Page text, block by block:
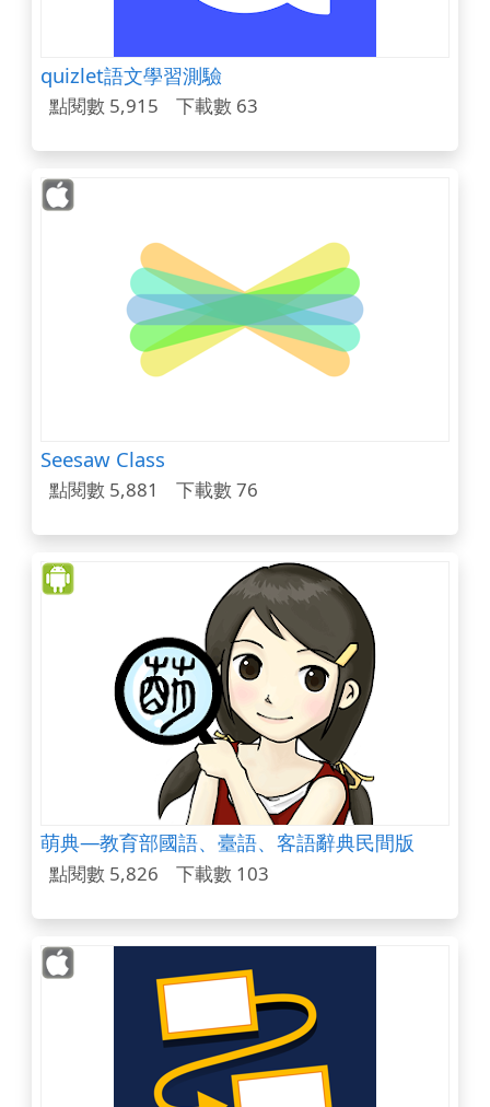
quizlet語文學習測驗
點閱數 5,915 下載數 63
Seesaw Class
點閱數 5,881 下載數 76
萌典—教育部國語、臺語、客語辭典民間版
點閱數 5,826 下載數 103